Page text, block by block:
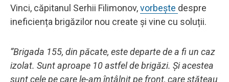
Vinci, căpitanul Serhii Filimonov,vorbește despre
ineficiența brigăzilor nou create și vine cu soluții.
”Brigada 155, din păcate, este departe de a fi un caz
izolat. Sunt aproape 10 astfel de brigăzi. Și acestea
sunt cele pe care le-am întâlnit pe front, care stăteau